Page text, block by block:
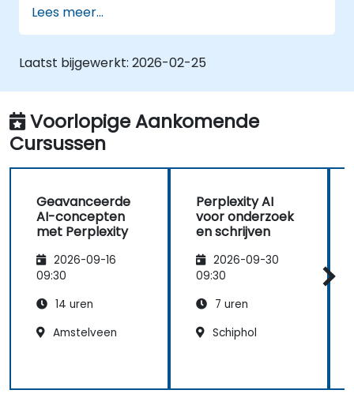
Perplexity AI toe te passen in
verschillende praktische situaties.
De ethische aspecten en
maatschappelijke gevolgen van AI-
technologieën te begrijpen.
Lees meer...
Laatst bijgewerkt: 2026-02-25
Voorlopige Aankomende
Cursussen
Geavanceerde
AI-concepten
met Perplexity
2026-09-16
09:30
14 uren
Amstelveen
Perplexity AI
voor onderzoek
en schrijven
2026-09-30
09:30
7 uren
Schiphol